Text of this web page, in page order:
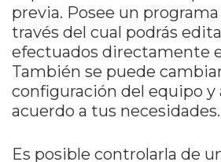
previa. Posee un
través del cual podrás
efectuados directamente
También se puede
configuración del equipo y
acuerdo a tus necesidades.
Es posible controlarla de